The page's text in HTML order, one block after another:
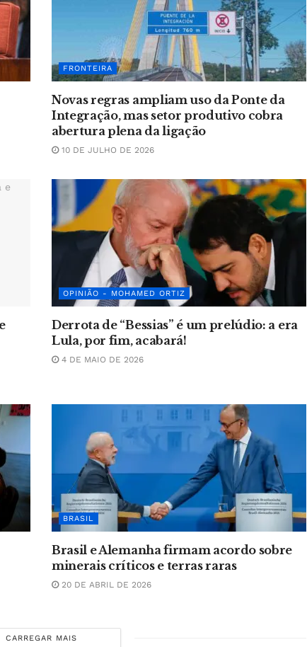
FRONTEIRA
Novas regras ampliam uso da Ponte da
Integração, mas setor produtivo cobra
abertura plena da ligação
10 DE JULHO DE 2026
OPINIÃO - MOHAMED ORTIZ
Derrota de “Bessias” é um prelúdio: a era
Lula, por fim, acabará!
4 DE MAIO DE 2026
BRASIL
Brasil e Alemanha firmam acordo sobre
minerais críticos e terras raras
20 DE ABRIL DE 2026
CARREGAR MAIS